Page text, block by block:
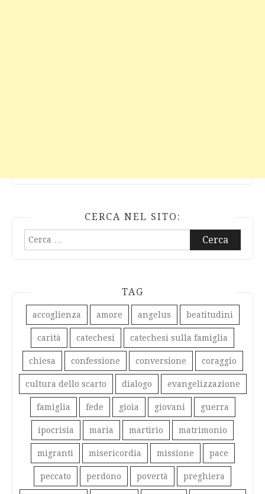
CERCA NEL SITO:
Ricerca
TAG
accoglienza amore angelus beatitudini
carità catechesi catechesi sulla famiglia
chiesa confessione conversione coraggio
cultura dello scarto dialogo evangelizzazione
famiglia fede gioia giovani guerra
ipocrisia maria martirio matrimonio
migranti misericordia missione pace
peccato perdono povertà preghiera